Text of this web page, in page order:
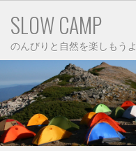
SLOW CAMP
のんびりと自然を楽しもうよ